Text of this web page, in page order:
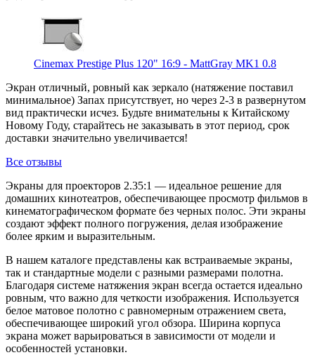
Cinemax Prestige Plus 120" 16:9 - MattGray MK1 0.8
Экран отличный, ровный как зеркало (натяжение поставил
минимальное) Запах присутствует, но через 2-3 в развернутом
вид практически исчез. Будьте внимательны к Китайскому
Новому Году, старайтесь не заказывать в этот период, срок
доставки значительно увеличивается!
Все отзывы
Экраны для проекторов 2.35:1 — идеальное решение для
домашних кинотеатров, обеспечивающее просмотр фильмов в
кинематографическом формате без черных полос. Эти экраны
создают эффект полного погружения, делая изображение
более ярким и выразительным.
В нашем каталоге представлены как встраиваемые экраны,
так и стандартные модели с разными размерами полотна.
Благодаря системе натяжения экран всегда остается идеально
ровным, что важно для четкости изображения. Используется
белое матовое полотно с равномерным отражением света,
обеспечивающее широкий угол обзора. Ширина корпуса
экрана может варьироваться в зависимости от модели и
особенностей установки.